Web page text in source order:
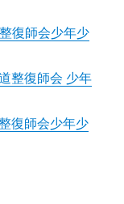
復師会少年少
整復師会 少年
復師会少年少